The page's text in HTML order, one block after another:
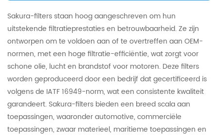
Sakura-filters staan hoog aangeschreven om hun
uitstekende filtratieprestaties en betrouwbaarheid. Ze zijn
ontworpen om te voldoen aan of te overtreffen aan OEM-
normen, met een hoge filtratie-efficiëntie, wat zorgt voor
schone olie, lucht en brandstof voor motoren. Deze filters
worden geproduceerd door een bedrijf dat gecertificeerd is
volgens de IATF 16949-norm, wat een consistente kwaliteit
garandeert. Sakura-filters bieden een breed scala aan
toepassingen, waaronder automotive, commerciële
toepassingen, zwaar materieel, maritieme toepassingen en